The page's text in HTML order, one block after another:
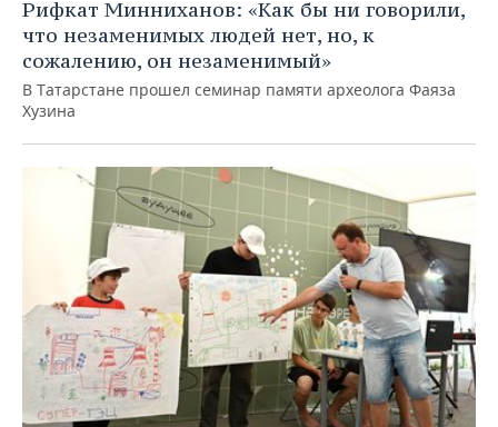
Рифкат Минниханов: «Как бы ни говорили,
что незаменимых людей нет, но, к
сожалению, он незаменимый»
В Татарстане прошел семинар памяти археолога Фаяза
Хузина